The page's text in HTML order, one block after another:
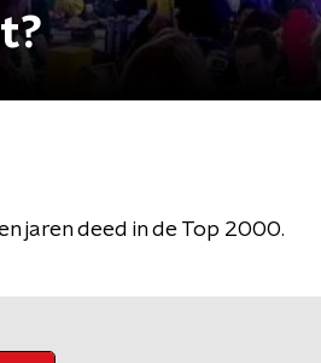
jaren deed in de Top 2000.